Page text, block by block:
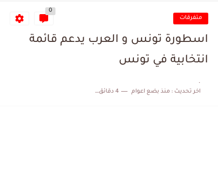
المدرب التونسي المتألق معين الشعباني يكشف عن اهدافه المستقبلية متفرقات
0
اسطورة تونس و العرب يدعم قائمة
انتخابية في تونس
.
اخر تحديث :منذ بضع اعوام 4 دقائق للقراءة